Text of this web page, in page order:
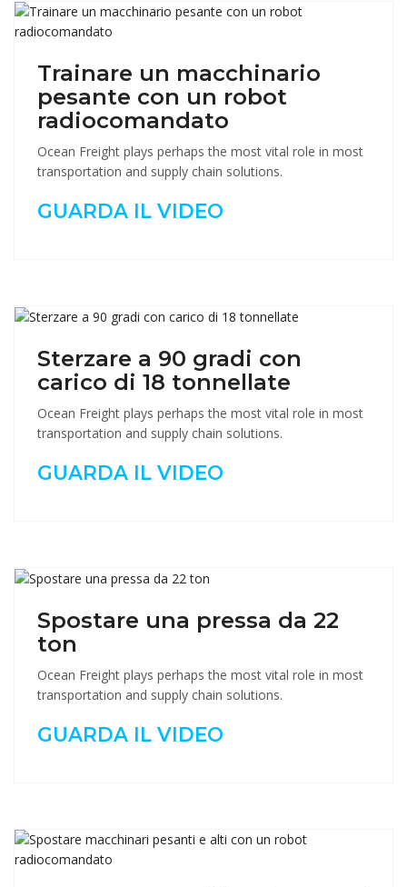
Trainare un macchinario
pesante con un robot
radiocomandato
Ocean Freight plays perhaps the most vital role in most
transportation and supply chain solutions.
GUARDA IL VIDEO
Sterzare a 90 gradi con
carico di 18 tonnellate
Ocean Freight plays perhaps the most vital role in most
transportation and supply chain solutions.
GUARDA IL VIDEO
Spostare una pressa da 22
ton
Ocean Freight plays perhaps the most vital role in most
transportation and supply chain solutions.
GUARDA IL VIDEO